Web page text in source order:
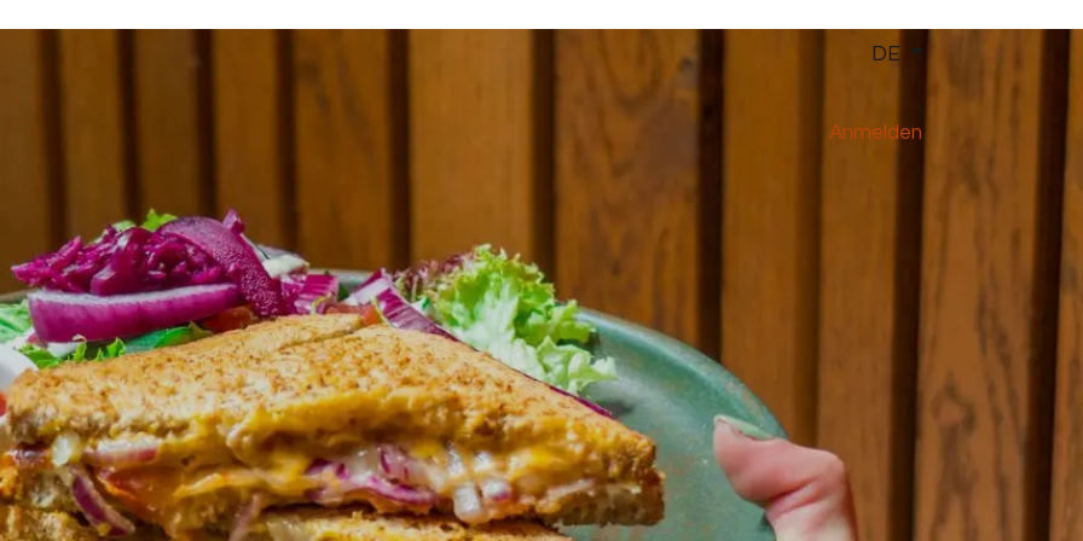
DE
Anmelden
À propos